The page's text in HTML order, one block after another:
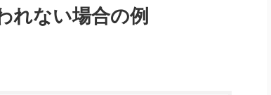
れない場合の例